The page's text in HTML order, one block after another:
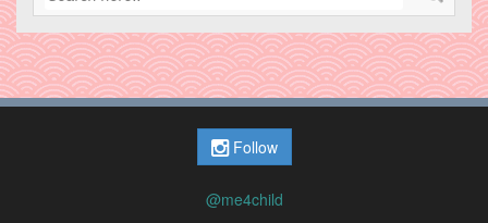
Follow
@me4child